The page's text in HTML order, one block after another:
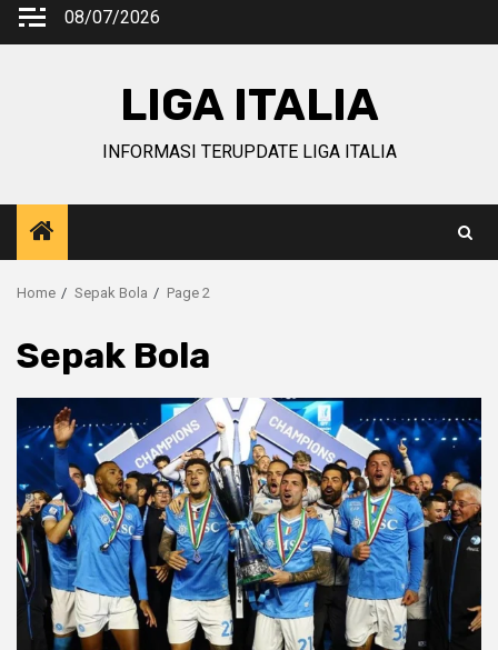
Skip
08/07/2026
LIGA ITALIA
INFORMASI TERUPDATE LIGA ITALIA
Home Sepak Bola Page 2
Sepak Bola